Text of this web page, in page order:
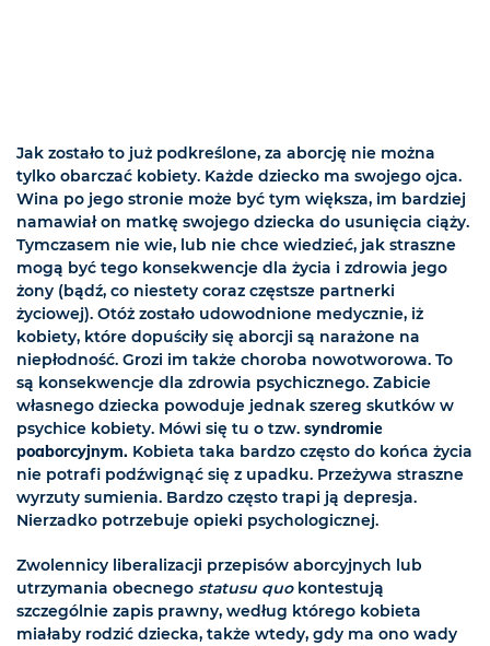
Jak zostało to już podkreślone, za aborcję nie można
tylko obarczać kobiety. Każde dziecko ma swojego ojca.
Wina po jego stronie może być tym większa, im bardziej
namawiał on matkę swojego dziecka do usunięcia ciąży.
Tymczasem nie wie, lub nie chce wiedzieć, jak straszne
mogą być tego konsekwencje dla życia i zdrowia jego
żony (bądź, co niestety coraz częstsze partnerki
życiowej). Otóż zostało udowodnione medycznie, iż
kobiety, które dopuściły się aborcji są narażone na
niepłodność. Grozi im także choroba nowotworowa. To
są konsekwencje dla zdrowia psychicznego. Zabicie
własnego dziecka powoduje jednak szereg skutków w
psychice kobiety. Mówi się tu o tzw. syndromie
poaborcyjnym. Kobieta taka bardzo często do końca życia
nie potrafi podźwignąć się z upadku. Przeżywa straszne
wyrzuty sumienia. Bardzo często trapi ją depresja.
Nierzadko potrzebuje opieki psychologicznej.
Zwolennicy liberalizacji przepisów aborcyjnych lub
utrzymania obecnego statusu quokontestują
szczególnie zapis prawny, według którego kobieta
miałaby rodzić dziecka, także wtedy, gdy ma ono wady